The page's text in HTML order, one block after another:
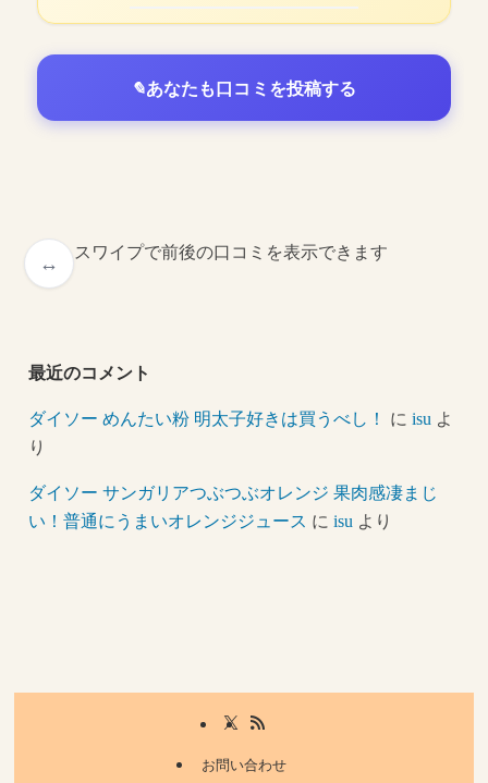
あなたも口コミを投稿する
スワイプで前後の口コミを表示できます
最近のコメント
ダイソー めんたい粉 明太子好きは買うべし！ にisu よ
り
ダイソー サンガリアつぶつぶオレンジ 果肉感凄まじ
い！普通にうまいオレンジジュース にisu より
お問い合わせ